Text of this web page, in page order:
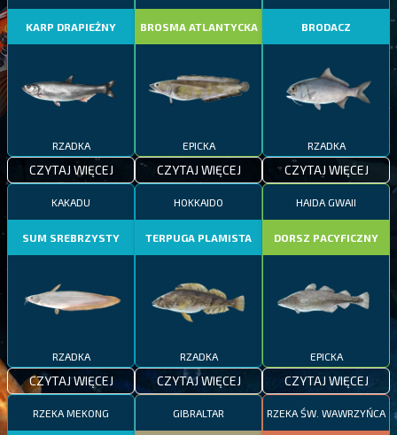
KARP DRAPIEŻNY
RZADKA
CZYTAJ WIĘCEJ
BROSMA ATLANTYCKA
EPICKA
CZYTAJ WIĘCEJ
BRODACZ
RZADKA
CZYTAJ WIĘCEJ
KAKADU
SUM SREBRZYSTY
RZADKA
CZYTAJ WIĘCEJ
HOKKAIDO
TERPUGA PLAMISTA
RZADKA
CZYTAJ WIĘCEJ
HAIDA GWAII
DORSZ PACYFICZNY
EPICKA
CZYTAJ WIĘCEJ
RZEKA MEKONG GIBRALTAR RZEKA ŚW. WAWRZYŃCA